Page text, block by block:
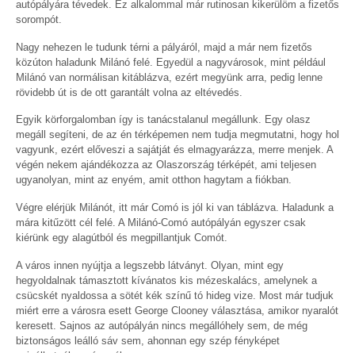
autópályára tévedek. Ez alkalommal már rutinosan kikerülöm a fizetős
sorompót.
Nagy nehezen le tudunk térni a pályáról, majd a már nem fizetős
közúton haladunk Milánó felé. Egyedül a nagyvárosok, mint például
Milánó van normálisan kitáblázva, ezért megyünk arra, pedig lenne
rövidebb út is de ott garantált volna az eltévedés.
Egyik körforgalomban így is tanácstalanul megállunk. Egy olasz
megáll segíteni, de az én térképemen nem tudja megmutatni, hogy hol
vagyunk, ezért előveszi a sajátját és elmagyarázza, merre menjek. A
végén nekem ajándékozza az Olaszország térképét, ami teljesen
ugyanolyan, mint az enyém, amit otthon hagytam a fiókban.
Végre elérjük Milánót, itt már Comó is jól ki van táblázva. Haladunk a
mára kitűzött cél felé. A Milánó-Comó autópályán egyszer csak
kiérünk egy alagútból és megpillantjuk Comót.
A város innen nyújtja a legszebb látványt. Olyan, mint egy
hegyoldalnak támasztott kívánatos kis mézeskalács, amelynek a
csücskét nyaldossa a sötét kék színű tó hideg vize. Most már tudjuk
miért erre a városra esett George Clooney választása, amikor nyaralót
keresett. Sajnos az autópályán nincs megállóhely sem, de még
biztonságos leálló sáv sem, ahonnan egy szép fényképet